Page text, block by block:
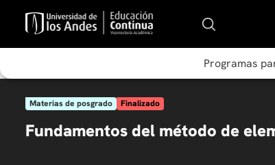
Programas
Materias de posgrado Finalizado
Fundamentos del método de